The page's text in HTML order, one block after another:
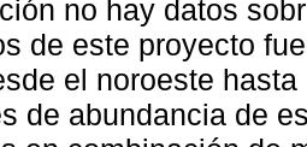
no hay datos
de este proyecto
el noroeste
de abundancia de